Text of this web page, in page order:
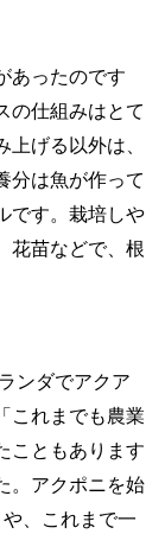
あったのです
の仕組みはとて
げる以外は、
分は魚が作って
です。栽培しや
花苗などで、根
ンダでアクア
これまでも農業
こともあります
。アクポニを始
、これまで一